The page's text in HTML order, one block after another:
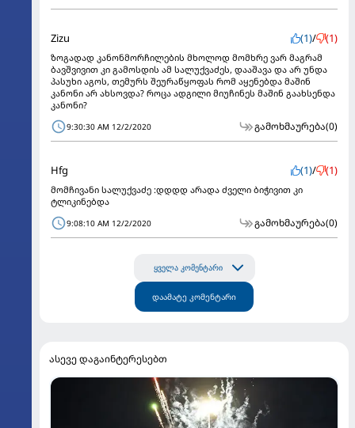
Zizu (1)/ (1)
ზოგადად კანონმორჩილების მხოლოდ მომხრე ვარ მაგრამ
ბავშვივით კი გამოსდის ამ სალუქვაძეს, დააშავა და არ უნდა
პასუხი აგოს, თემურს შეურაწყოფას რომ აყენებდა მაშინ
კანონი არ ახსოვდა? როცა ადგილი მიუჩინეს მაშინ გაახსენდა
კანონი?
9:30:30 AM 12/2/2020 გამოხმაურება(0)
Hfg (1)/ (1)
მომჩივანი სალუქვაძე :დდდდ არადა ძველი ბიჭივით კი
ტლიკინებდა
9:08:10 AM 12/2/2020 გამოხმაურება(0)
ყველა კომენტარი
დაამატე კომენტარი
ასევე დაგაინტერესებთ